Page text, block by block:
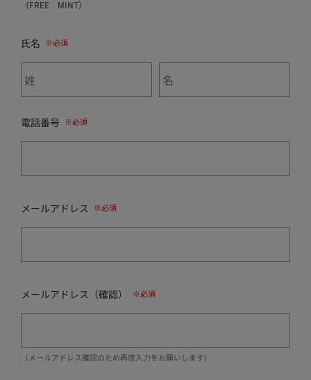
（FREE MINT）
氏名
電話番号
メールアドレス
メールアドレス（確認）
（メールアドレス確認のため再度入力をお願いします)